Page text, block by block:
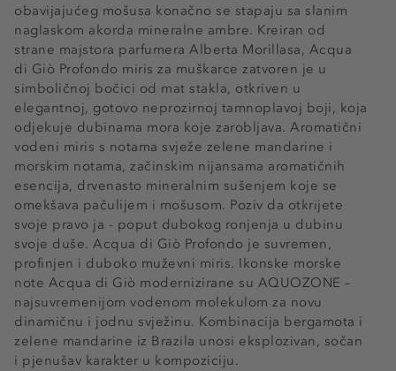
obavijajućeg mošusa konačno se stapaju sa slanim
naglaskom akorda mineralne ambre. Kreiran od
strane majstora parfumera Alberta Morillasa, Acqua
di Giò Profondo miris za muškarce zatvoren je u
simboličnoj bočici od mat stakla, otkriven u
elegantnoj, gotovo neprozirnoj tamnoplavoj boji, koja
odjekuje dubinama mora koje zarobljava. Aromatični
vodeni miris s notama svježe zelene mandarine i
morskim notama, začinskim nijansama aromatičnih
esencija, drvenasto mineralnim sušenjem koje se
omekšava pačulijem i mošusom. Poziv da otkrijete
svoje pravo ja - poput dubokog ronjenja u dubinu
svoje duše. Acqua di Giò Profondo je suvremen,
profinjen i duboko muževni miris. Ikonske morske
note Acqua di Giò modernizirane su AQUOZONE –
najsuvremenijom vodenom molekulom za novu
dinamičnu i jodnu svježinu. Kombinacija bergamota i
zelene mandarine iz Brazila unosi eksplozivan, sočan
i pjenušav karakter u kompoziciju.